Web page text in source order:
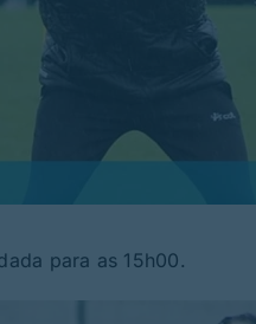
para as 15h00.